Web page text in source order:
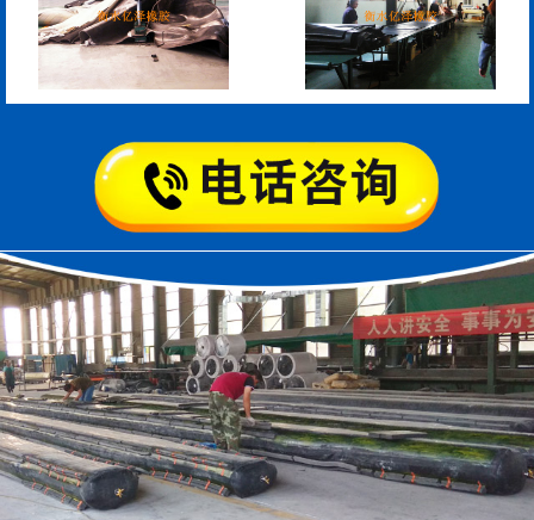
矩形板式橡胶支座 圆形板式橡胶支座
圆形四氟板橡胶支座
矩形四氟板滑动橡胶支
座
铁路盆式支座 公路盆式橡胶支座